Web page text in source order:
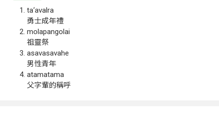
ta‘avalra
勇士成年禮
molapangolai
祖靈祭
asavasavahe
男性青年
atamatama
父字輩的稱呼